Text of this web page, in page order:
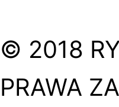
© 2018
PRAWA